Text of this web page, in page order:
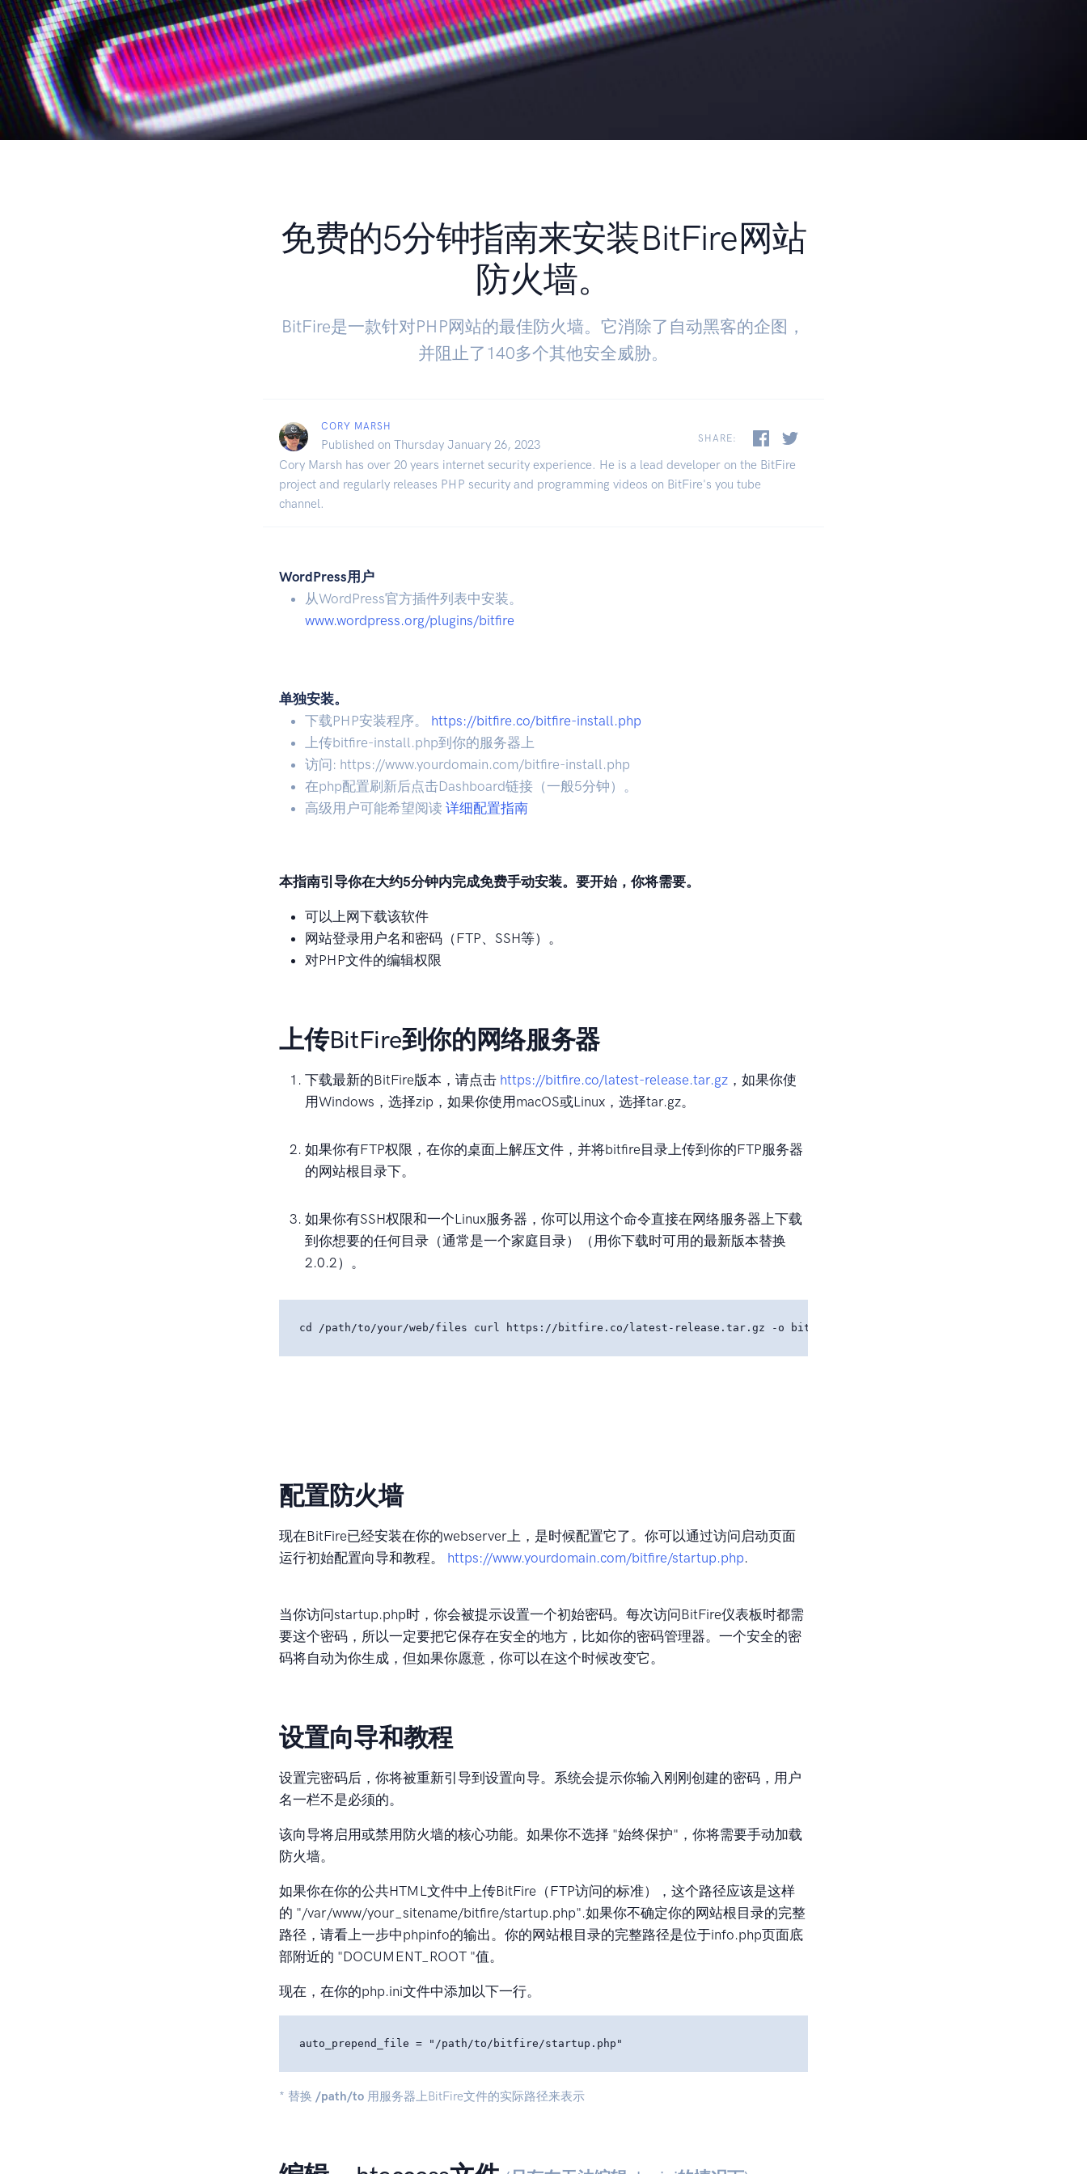
免费的5分钟指南来安装BitFire网站
防火墙。
BitFire是一款针对PHP网站的最佳防火墙。它消除了自动黑客的企图，
并阻止了140多个其他安全威胁。
CORY MARSH
Published on Thursday January 26, 2023 SHARE:
Cory Marsh has over 20 years internet security experience. He is a lead developer on the BitFire
project and regularly releases PHP security and programming videos on BitFire's you tube
channel.
WordPress用户
从WordPress官方插件列表中安装。
www.wordpress.org/plugins/bitfire
单独安装。
下载PHP安装程序。 https://bitfire.co/bitfire-install.php
上传bitfire-install.php到你的服务器上
访问: https://www.yourdomain.com/bitfire-install.php
在php配置刷新后点击Dashboard链接（一般5分钟）。
高级用户可能希望阅读详细配置指南
本指南引导你在大约5分钟内完成免费手动安装。要开始，你将需要。
可以上网下载该软件
网站登录用户名和密码（FTP、SSH等）。
对PHP文件的编辑权限
上传BitFire到你的网络服务器
下载最新的BitFire版本，请点击 https://bitfire.co/latest-release.tar.gz ，如果你使
用Windows，选择zip，如果你使用macOS或Linux，选择tar.gz。
如果你有FTP权限，在你的桌面上解压文件，并将bitfire目录上传到你的FTP服务器
的网站根目录下。
如果你有SSH权限和一个Linux服务器，你可以用这个命令直接在网络服务器上下载
到你想要的任何目录（通常是一个家庭目录）（用你下载时可用的最新版本替换
2.0.2）。
配置防火墙
现在BitFire已经安装在你的webserver上，是时候配置它了。你可以通过访问启动页面
运行初始配置向导和教程。 https://www.yourdomain.com/bitfire/startup.php.
当你访问startup.php时，你会被提示设置一个初始密码。每次访问BitFire仪表板时都需
要这个密码，所以一定要把它保存在安全的地方，比如你的密码管理器。一个安全的密
码将自动为你生成，但如果你愿意，你可以在这个时候改变它。
设置向导和教程
设置完密码后，你将被重新引导到设置向导。系统会提示你输入刚刚创建的密码，用户
名一栏不是必须的。
该向导将启用或禁用防火墙的核心功能。如果你不选择 "始终保护"，你将需要手动加载
防火墙。
如果你在你的公共HTML文件中上传BitFire（FTP访问的标准），这个路径应该是这样
的 "/var/www/your_sitename/bitfire/startup.php".如果你不确定你的网站根目录的完整
路径，请看上一步中phpinfo的输出。你的网站根目录的完整路径是位于info.php页面底
部附近的 "DOCUMENT_ROOT "值。
现在，在你的php.ini文件中添加以下一行。
* 替换 /path/to 用服务器上BitFire文件的实际路径来表示